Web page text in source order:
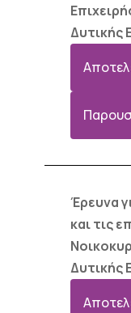
Δυτικής
Έρευνα
και τις
Δυτικής